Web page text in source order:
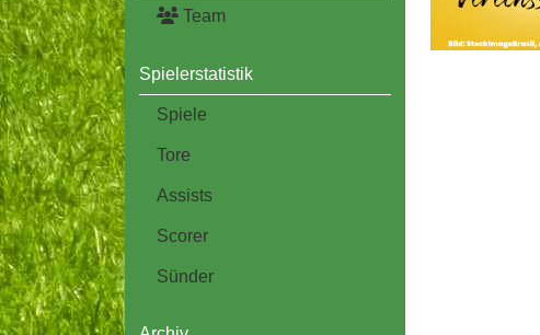
Team
Spielerstatistik
Spiele
Tore
Assists
Scorer
Sünder